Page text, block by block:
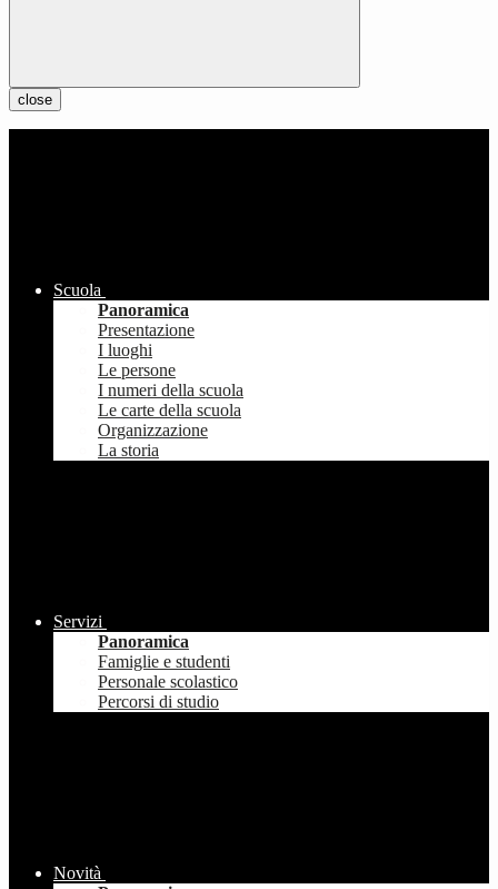
close
Scuola
Panoramica
Presentazione
I luoghi
Le persone
I numeri della scuola
Le carte della scuola
Organizzazione
La storia
Servizi
Panoramica
Famiglie e studenti
Personale scolastico
Percorsi di studio
Novità